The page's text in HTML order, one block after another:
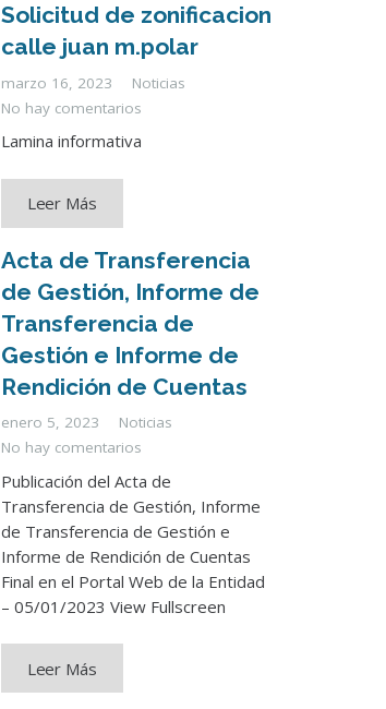
Solicitud de zonificacion
calle juan m.polar
marzo 16, 2023
Noticias
No hay comentarios
Lamina informativa
Leer Más
Acta de Transferencia
de Gestión, Informe de
Transferencia de
Gestión e Informe de
Rendición de Cuentas
enero 5, 2023
Noticias
No hay comentarios
Publicación del Acta de
Transferencia de Gestión, Informe
de Transferencia de Gestión e
Informe de Rendición de Cuentas
Final en el Portal Web de la Entidad
– 05/01/2023 View Fullscreen
Leer Más